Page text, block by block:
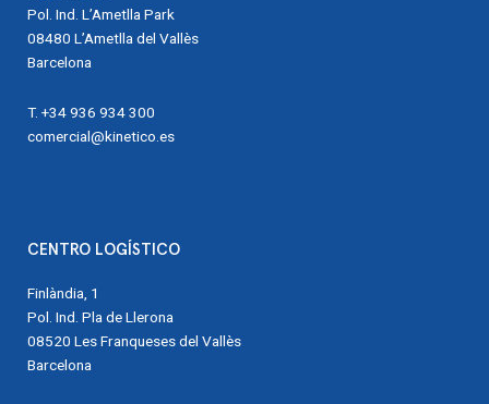
Pol. Ind. L’Ametlla Park
08480 L’Ametlla del Vallès
Barcelona
T. +34 936 934 300
comercial@kinetico.es
CENTRO LOGÍSTICO
Finlàndia, 1
Pol. Ind. Pla de Llerona
08520 Les Franqueses del Vallès
Barcelona